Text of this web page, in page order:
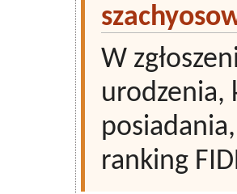
W
urodzenia,
ranking